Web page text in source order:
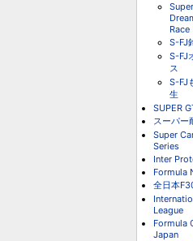
Race
S-FJ
S-FJ
ス
S-FJ
生
SUPER
スーパー
Super
Series
Inter
Formula
全日本
League
Formula
Japan